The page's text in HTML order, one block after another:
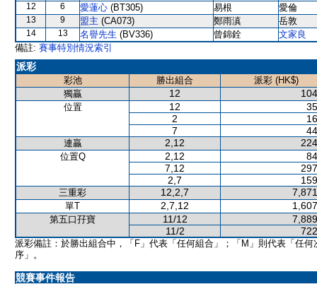
12 6 愛蓮心 (BT305) 易根 愛倫
13 9 盟主 (CA073) 鄭雨滇 岳敦
14 13 名譽先生 (BV336) 曾錦銓
文家良
備註: 賽事特別情況索引
派彩
彩池 勝出組合
派彩 (HK$)
獨贏
12
位置 12
2
7
連贏 2,12
位置Q 2,12
7,12
2,7
三重彩 12,2,7
單T 2,7,12
第五口孖寶 11/12
11/2
派彩備註：於勝出組合中，「F」代表「任何組合」；「M」則代表「任何
序」。
競賽事件報告